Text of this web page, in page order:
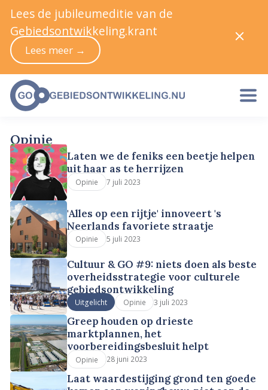
Opinie
Laten we de feniks een beetje helpen
uit haar as te herrijzen
Opinie 7 juli 2023
'Alles op een rijtje' innoveert 's
Neerlands favoriete straatje
Opinie 5 juli 2023
Cultuur & GO #9: niets doen als beste
overheidsstrategie voor culturele
gebiedsontwikkeling
Uitgelicht Opinie 3 juli 2023
Greep houden op drieste
marktplannen, het
voorbereidingsbesluit helpt
Opinie 28 juni 2023
Laat waardestijging grond ten goede
Lees de jubileumeditie van de
Gebiedsontwikkeling.krant
Lees meer →